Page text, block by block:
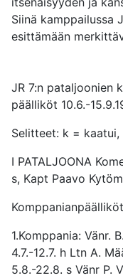
Siinä kamppailussa
esittämään
JR 7:n pataljoonien
päälliköt 10.6.-
Selitteet: k =
I PATALJOONA
s, Kapt Paavo
1.Komppania: Vänr.
4.7.-12.7. h Ltn A.
5.8.-22.8. s Vänr P.